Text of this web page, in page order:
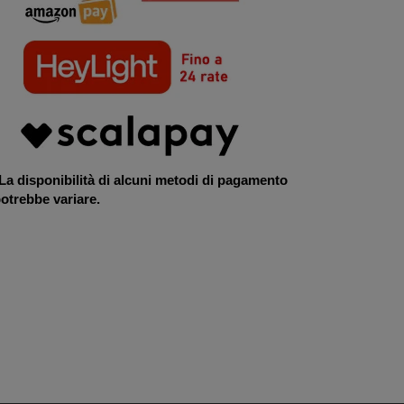
disponibilità di alcuni metodi di pagamento
variare.